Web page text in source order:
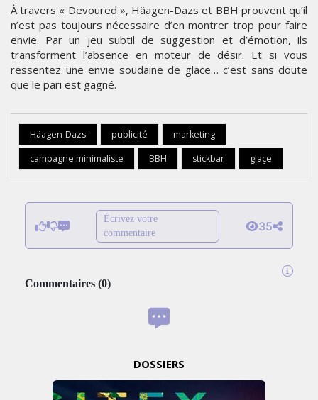
À travers « Devoured », Häagen-Dazs et BBH prouvent qu’il
n’est pas toujours nécessaire d’en montrer trop pour faire
envie. Par un jeu subtil de suggestion et d’émotion, ils
transforment l’absence en moteur de désir. Et si vous
ressentez une envie soudaine de glace… c’est sans doute
que le pari est gagné.
Häagen-Dazs publicité
marketing
campagne minimaliste
BBH stickbar glaçe
Écrivez votre
commentaire
35
Commentaires (0)
DOSSIERS